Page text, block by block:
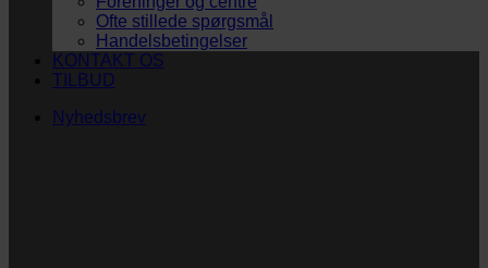
Ofte stillede spørgsmål
Handelsbetingelser
KONTAKT OS
TILBUD
Nyhedsbrev